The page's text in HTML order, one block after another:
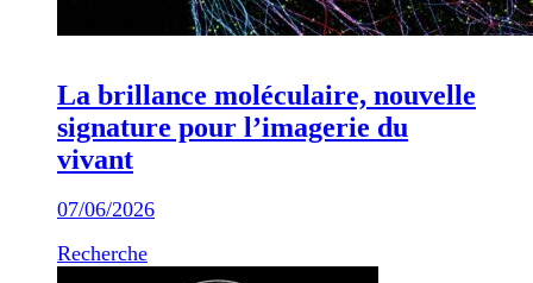
La brillance moléculaire, nouvelle
signature pour l’imagerie du
vivant
07/06/2026
Recherche